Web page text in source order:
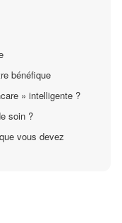
bénéfique
» intelligente ?
soin ?
vous devez